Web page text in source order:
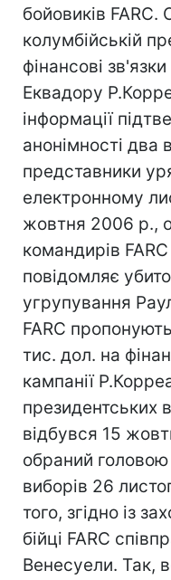
бойовиків FARC.
колумбійській
фінансові
Еквадору
інформації
анонімності два
представники
електронному
жовтня 2006 р.,
командирів
повідомляє
угрупування
FARC
тис. дол. на
кампанії
президентських
відбувся 15
обраний головою
виборів 26
того, згідно із
бійці FARC
Венесуели. Так,